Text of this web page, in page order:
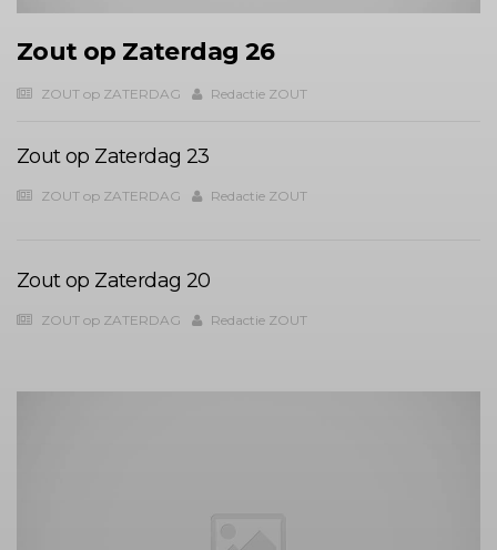
Zout op Zaterdag 26
ZOUT op ZATERDAG Redactie ZOUT
Zout op Zaterdag 23
ZOUT op ZATERDAG Redactie ZOUT
Zout op Zaterdag 20
ZOUT op ZATERDAG Redactie ZOUT